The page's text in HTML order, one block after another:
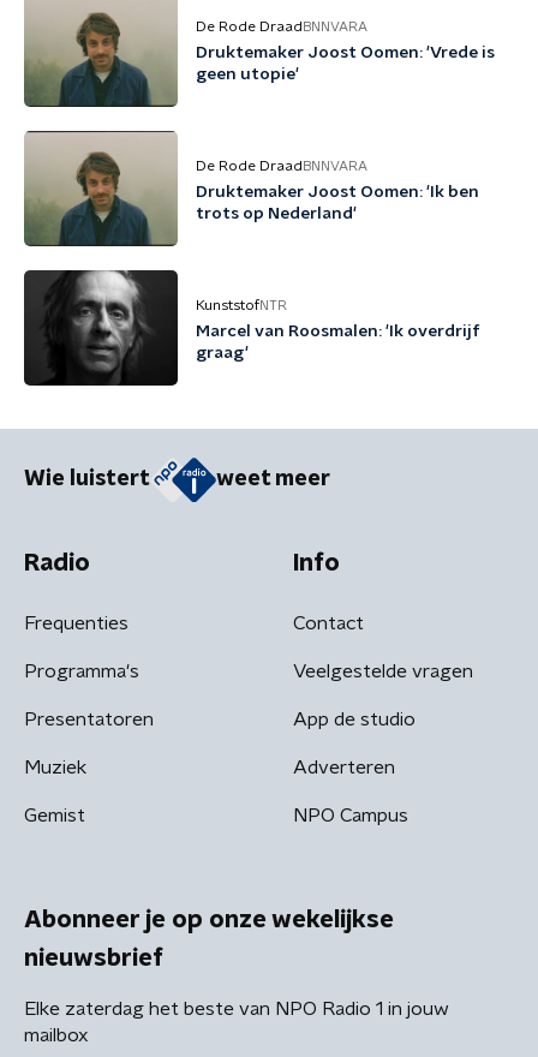
De Rode Draad BNNVARA
Druktemaker Joost Oomen: 'Vrede is
geen utopie'
De Rode Draad BNNVARA
Druktemaker Joost Oomen: 'Ik ben
trots op Nederland'
KunststofNTR
Marcel van Roosmalen: 'Ik overdrijf
graag'
Wie luistert weet meer
Radio
Frequenties
Programma's
Presentatoren
Muziek
Gemist
Info
Contact
Veelgestelde vragen
App de studio
Adverteren
NPO Campus
Abonneer je op onze wekelijkse
nieuwsbrief
Elke zaterdag het beste van NPO Radio 1 in jouw
mailbox